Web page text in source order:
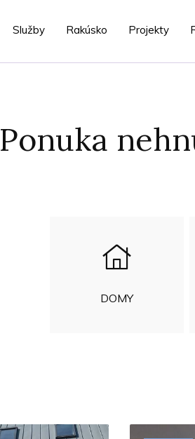
Služby Rakúsko Projekty
Ponuka
DOMY